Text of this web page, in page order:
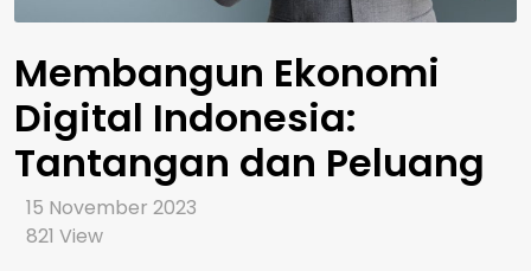
Membangun Ekonomi
Digital Indonesia:
Tantangan dan Peluang
15 November 2023
821 View